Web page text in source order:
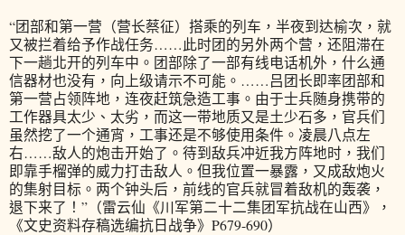
“团部和第一营（营长蔡征）搭乘的列车，半夜到达榆次，就
又被拦着给予作战任务……此时团的另外两个营，还阻滞在
下一趟北开的列车中。团部除了一部有线电话机外，什么通
信器材也没有，向上级请示不可能。……吕团长即率团部和
第一营占领阵地，连夜赶筑急造工事。由于士兵随身携带的
工作器具太少、太劣，而这一带地质又是土少石多，官兵们
虽然挖了一个通宵，工事还是不够使用条件。凌晨八点左
右……敌人的炮击开始了。待到敌兵冲近我方阵地时，我们
即靠手榴弹的威力打击敌人。但我位置一暴露，又成敌炮火
的集射目标。两个钟头后，前线的官兵就冒着敌机的轰袭，
退下来了！”（雷云仙《川军第二十二集团军抗战在山西》，
《文史资料存稿选编抗日战争》P679-690）